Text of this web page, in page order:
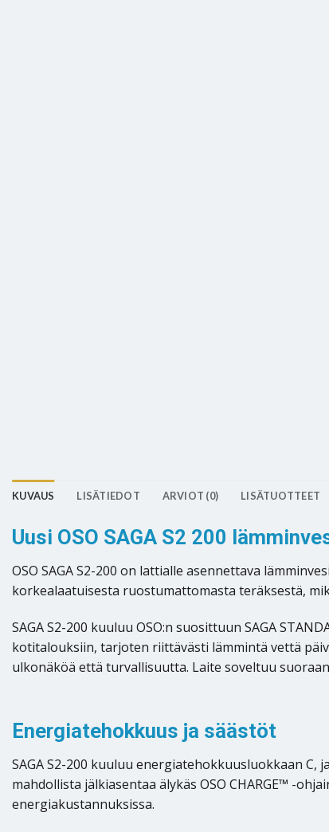
KUVAUS LISÄTIEDOT ARVIOT (0) LISÄTUOTTEET
Uusi OSO SAGA S2 200
OSO SAGA S2-200 on lattialle asennettava
korkealaatuisesta ruostumattomasta teräksestä,
SAGA S2-200 kuuluu OSO:n suosittuun SAGA
kotitalouksiin, tarjoten riittävästi lämmintä vettä
ulkonäköä että turvallisuutta. Laite soveltuu
Energiatehokkuus ja säästöt
SAGA S2-200 kuuluu energiatehokkuusluokkaan
mahdollista jälkiasentaa älykäs OSO CHARGE™ -
energiakustannuksissa.